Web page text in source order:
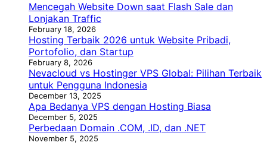
Mencegah Website Down saat Flash Sale dan
Lonjakan Traffic
February 18, 2026
Hosting Terbaik 2026 untuk Website Pribadi,
Portofolio, dan Startup
February 8, 2026
Nevacloud vs Hostinger VPS Global: Pilihan Terbaik
untuk Pengguna Indonesia
December 13, 2025
Apa Bedanya VPS dengan Hosting Biasa
December 5, 2025
Perbedaan Domain .COM, .ID, dan .NET
November 5, 2025